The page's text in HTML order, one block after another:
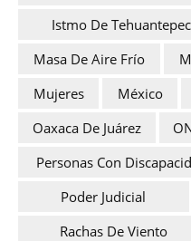
Istmo De Tehuantepec
Masa De Aire Frío
Mujeres
México
Oaxaca De Juárez
Personas Con
Poder Judicial
Rachas De Viento